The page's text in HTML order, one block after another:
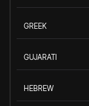
GREEK
GUJARATI
HEBREW